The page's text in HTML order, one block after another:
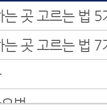
는 곳 고르는 법 5
는 곳 고르는 법 7
법